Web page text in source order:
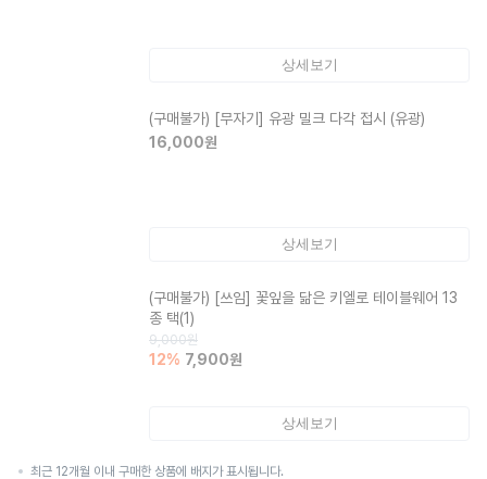
상세보기
(구매불가) [무자기] 유광 밀크 다각 접시 (유광)
16,000원
상세보기
(구매불가) [쓰임] 꽃잎을 닮은 키엘로 테이블웨어 13
종 택(1)
9,000원
12% 7,900원
상세보기
최근 12개월 이내 구매한 상품에 배지가 표시됩니다.